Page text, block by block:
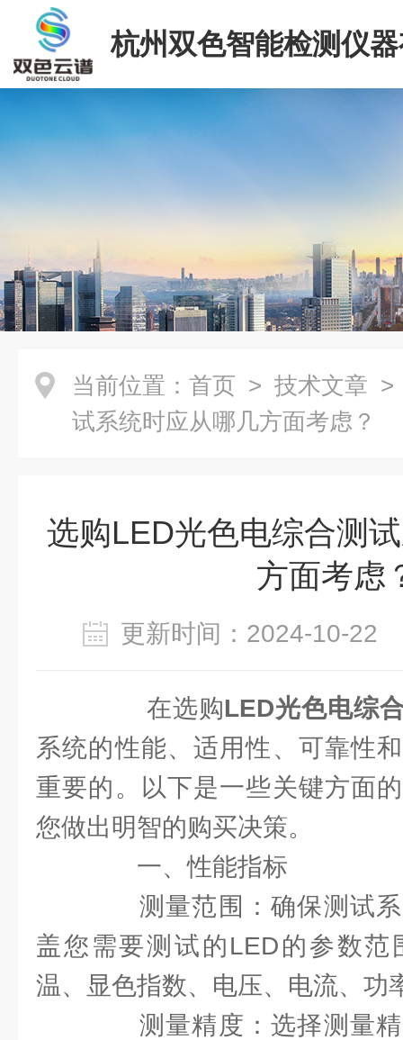
杭州双色智能检测仪
司
当前位置： 首页 > 技术文章 >
试系统时应从哪几方面考虑？
选购LED光色电综合测
方面考虑
更新时间：2024-10-
在选购LED光色电综
系统的性能、适用性、可靠性
重要的。以下是一些关键方面
您做出明智的购买决策。
一、性能指标
测量范围：确保测试系
盖您需要测试的LED的参数范
温、显色指数、电压、电流、功
测量精度：选择测量精